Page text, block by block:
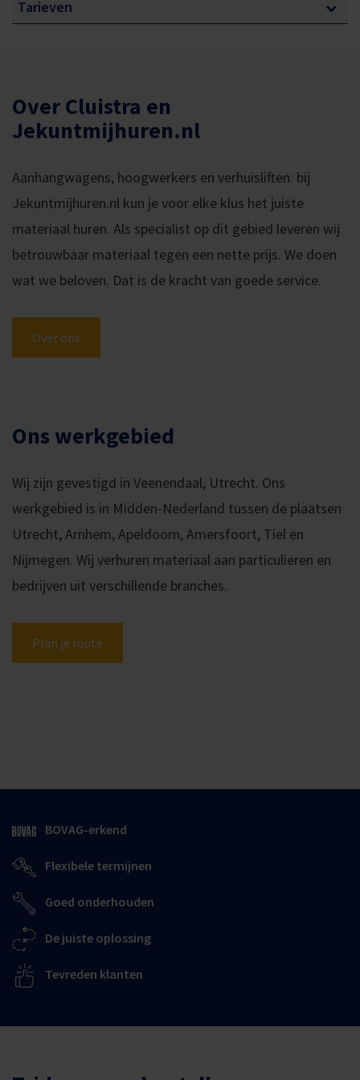
Hydraulisch kantelbaar
Handlier
Slot onder de koppeling
GELDIG NEDERLANDS BE-RIJBEWIJS VERPLICHT
Tarieven
Over Cluistra en
Jekuntmijhuren.nl
Aanhangwagens, hoogwerkers en verhuisliften: bij
Jekuntmijhuren.nl kun je voor elke klus het juiste
materiaal huren. Als specialist op dit gebied leveren wij
betrouwbaar materiaal tegen een nette prijs. We doen
wat we beloven. Dat is de kracht van goede service.
Over ons
Ons werkgebied
Wij zijn gevestigd in Veenendaal, Utrecht. Ons
werkgebied is in Midden-Nederland tussen de plaatsen
Utrecht, Arnhem, Apeldoorn, Amersfoort, Tiel en
Nijmegen. Wij verhuren materiaal aan particulieren en
bedrijven uit verschillende branches.
Plan je route
BOVAG-erkend
Flexibele termijnen
Goed onderhouden
De juiste oplossing
Tevreden klanten